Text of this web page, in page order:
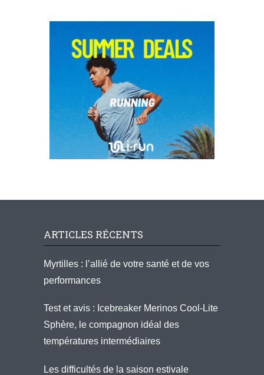
ARTICLES RÉCENTS
Myrtilles : l’allié de votre santé et de vos
performances
Test et avis : Icebreaker Merinos Cool-Lite
Sphère, le compagnon idéal des
températures intermédiaires
Les difficultés de la saison estivale